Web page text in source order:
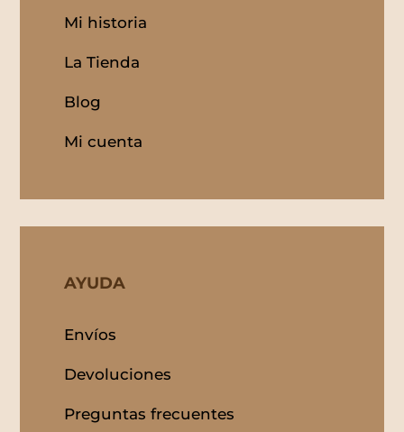
Mi historia
La Tienda
Blog
Mi cuenta
AYUDA
Envíos
Devoluciones
Preguntas frecuentes